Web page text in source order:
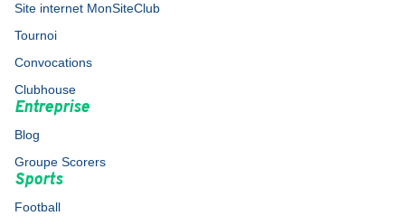
Site internet MonSiteClub
Tournoi
Convocations
Clubhouse
Entreprise
Blog
Groupe Scorers
Sports
Football